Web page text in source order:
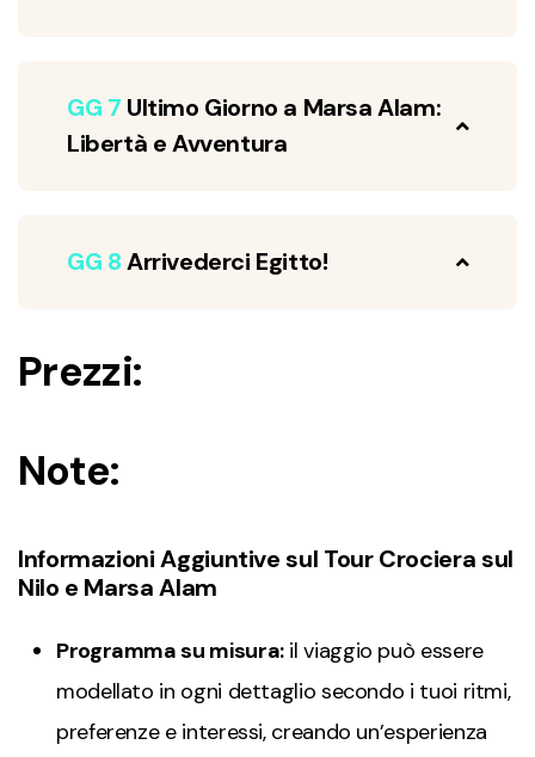
GG 7 Ultimo Giorno a Marsa Alam:
Libertà e Avventura
GG 8Arrivederci Egitto!
Prezzi:
Note:
Informazioni Aggiuntive sul Tour Crociera sul
Nilo e Marsa Alam
Programma su misura:il viaggio può essere
modellato in ogni dettaglio secondo i tuoi ritmi,
preferenze e interessi, creando un’esperienza